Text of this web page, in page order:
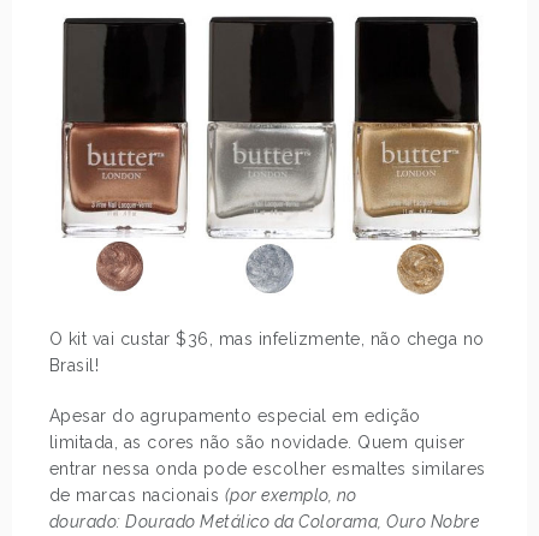
O kit vai custar $36, mas infelizmente, não chega no
Brasil!
Apesar do agrupamento especial em edição
limitada, as cores não são novidade. Quem quiser
entrar nessa onda pode escolher esmaltes similares
de marcas nacionais (por exemplo, no
dourado: Dourado Metálico da Colorama, Ouro Nobre